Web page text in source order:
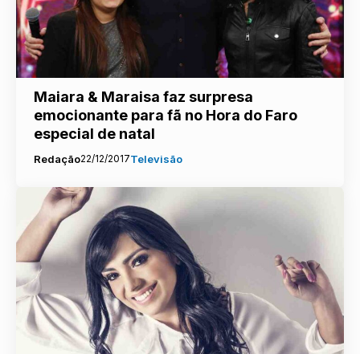
Maiara & Maraisa faz surpresa
emocionante para fã no Hora do Faro
especial de natal
Redação22/12/2017Televisão